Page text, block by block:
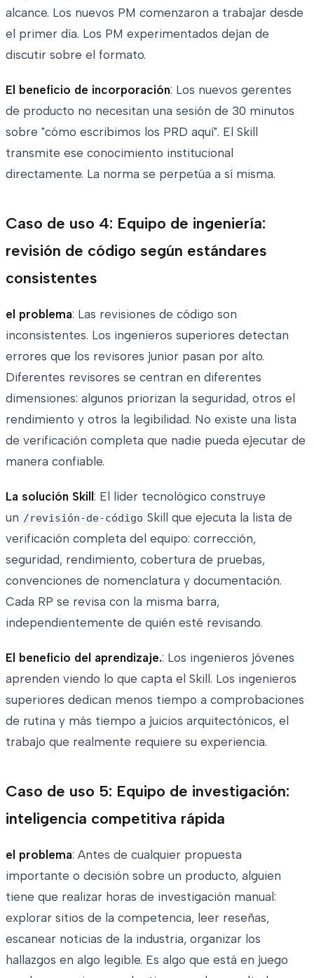
alcance. Los nuevos PM comenzaron a trabajar desde
el primer día. Los PM experimentados dejan de
discutir sobre el formato.
El beneficio de incorporación: Los nuevos gerentes
de producto no necesitan una sesión de 30 minutos
sobre "cómo escribimos los PRD aquí". El Skill
transmite ese conocimiento institucional
directamente. La norma se perpetúa a sí misma.
Caso de uso 4: Equipo de ingeniería:
revisión de código según estándares
consistentes
el problema: Las revisiones de código son
inconsistentes. Los ingenieros superiores detectan
errores que los revisores junior pasan por alto.
Diferentes revisores se centran en diferentes
dimensiones: algunos priorizan la seguridad, otros el
rendimiento y otros la legibilidad. No existe una lista
de verificación completa que nadie pueda ejecutar de
manera confiable.
La solución Skill: El líder tecnológico construye
un /revisión-de-código Skill que ejecuta la lista de
verificación completa del equipo: corrección,
seguridad, rendimiento, cobertura de pruebas,
convenciones de nomenclatura y documentación.
Cada RP se revisa con la misma barra,
independientemente de quién esté revisando.
El beneficio del aprendizaje.: Los ingenieros jóvenes
aprenden viendo lo que capta el Skill. Los ingenieros
superiores dedican menos tiempo a comprobaciones
de rutina y más tiempo a juicios arquitectónicos, el
trabajo que realmente requiere su experiencia.
Caso de uso 5: Equipo de investigación:
inteligencia competitiva rápida
el problema: Antes de cualquier propuesta
importante o decisión sobre un producto, alguien
tiene que realizar horas de investigación manual:
explorar sitios de la competencia, leer reseñas,
escanear noticias de la industria, organizar los
hallazgos en algo legible. Es algo que está en juego